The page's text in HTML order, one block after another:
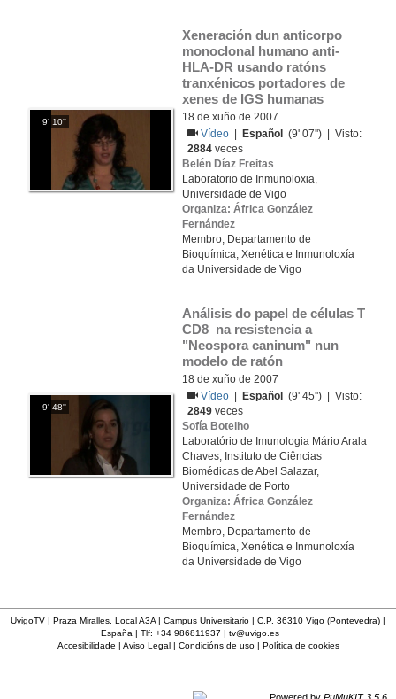
9' 10''
Xeneración dun anticorpo
monoclonal humano anti-
HLA-DR usando ratóns
tranxénicos portadores de
xenes de IGS humanas
18 de xuño de 2007
Vídeo
Español
(9' 07'') | Visto:
2884 veces
Belén Díaz Freitas
Laboratorio de Inmunoloxia,
Universidade de Vigo
Organiza: África González
Fernández
Membro, Departamento de
Bioquímica, Xenética e Inmunoloxía
da Universidade de Vigo
9' 48''
Análisis do papel de células T
CD8  na resistencia a
"Neospora caninum" nun
modelo de ratón
18 de xuño de 2007
Vídeo
Español
(9' 45'') | Visto:
2849 veces
Sofía Botelho
Laboratório de Imunologia Mário Arala
Chaves, Instituto de Ciências
Biomédicas de Abel Salazar,
Universidade de Porto
Organiza: África González
Fernández
Membro, Departamento de
Bioquímica, Xenética e Inmunoloxía
da Universidade de Vigo
UvigoTV | Praza Miralles. Local A3A | Campus Universitario | C.P. 36310 Vigo (Pontevedra) |
España | Tlf: +34 986811937 | tv@uvigo.es
Accesibilidade | Aviso Legal| Condicións de uso| Política de cookies